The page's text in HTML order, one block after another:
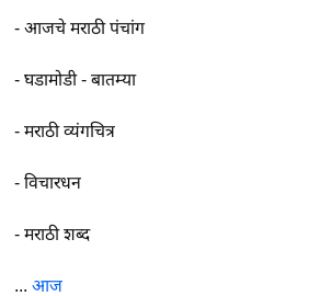
-आजचे मराठी पंचांग
-घडामोडी - बातम्या
-मराठी व्यंगचित्र
-विचारधन
-मराठी शब्द
...आज